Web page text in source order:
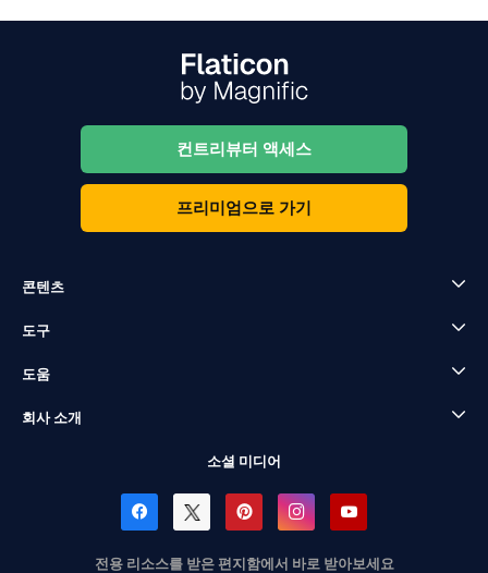
컨트리뷰터 액세스
프리미엄으로 가기
콘텐츠
도구
도움
회사 소개
소셜 미디어
전용 리소스를 받은 편지함에서 바로 받아보세요